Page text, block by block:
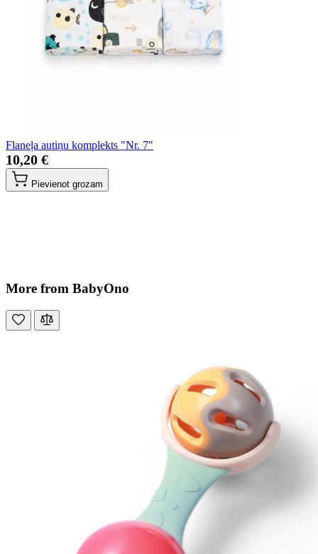
Flaneļa autiņu komplekts "Nr. 7"
10,20 €
Pievienot grozam
More from BabyOno